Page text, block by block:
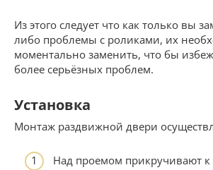
Из этого следует что как только вы
либо проблемы с роликами, их
моментально заменить, что бы
более серьёзных проблем.
Установка
Монтаж раздвижной двери
Над проемом прикручивают